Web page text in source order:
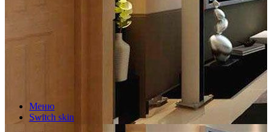
Меню
Switch skin